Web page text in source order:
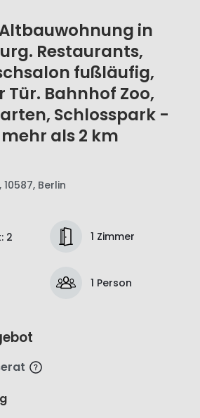
in
Restaurants,
fußläufig,
Tür. Bahnhof Zoo,
Schlosspark -
als 2 km
Berlin
: 2 1 Zimmer
1 Person